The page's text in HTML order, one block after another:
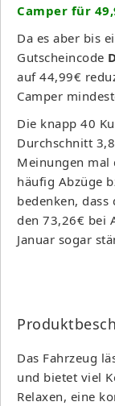
Camper für
Da es aber bis
Gutscheincode
auf 44,99€
Camper
Die knapp 40
Durchschnitt
Meinungen mal
häufig Abzüge
bedenken,
den 73,26€ bei
Januar sogar
Das Fahrzeug
und bietet viel
Relaxen, eine